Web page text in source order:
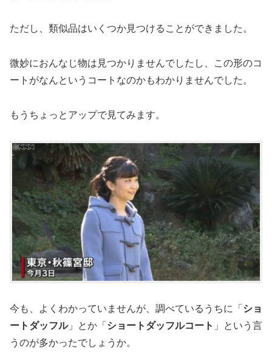
ただし、類似品はいくつか見つけることができました。
微妙におんなじ物は見つかりませんでしたし、この形のコ
ートがなんというコートなのかもわかりませんでした。
もうちょっとアップで見てみます。
今も、よくわかっていませんが、調べているうちに「 ショ
ートダッフル」とか「 ショートダッフルコート 」という言
うのが多かったでしょうか。